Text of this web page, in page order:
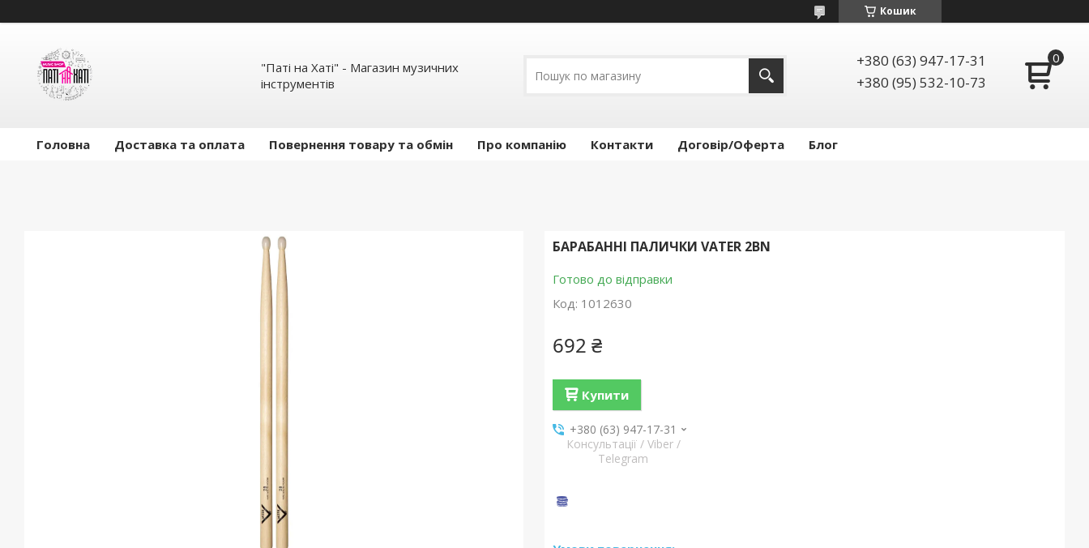
Кошик
"Паті на Хаті" - Магазин музичних
інструментів
+380 (63) 947-17-31
+380 (95) 532-10-73
Головна Доставка та оплата Повернення товару та обмін Про компанію Контакти Договір/Оферта Блог
БАРАБАННІ ПАЛИЧКИ VATER 2BN
Готово до відправки
Код: 1012630
692 ₴
Купити
+380 (63) 947-17-31
Консультації / Viber /
Telegram